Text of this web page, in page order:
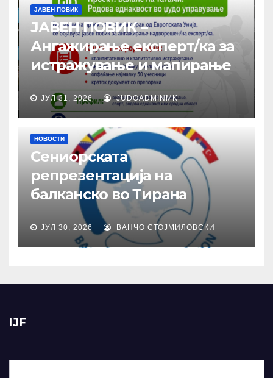
ЈАВЕН ПОВИК
ЈАВЕН ПОВИК –
Ангажирање експерт/ка за
истражување и мапирање
ЈУЛ 31, 2026 JUDOADMINMK
НОВОСТИ
Сениорската
репрезентација на
балканско во Тирана
ЈУЛ 30, 2026 ВАНЧО СТОЈМИЛОВСКИ
IJF